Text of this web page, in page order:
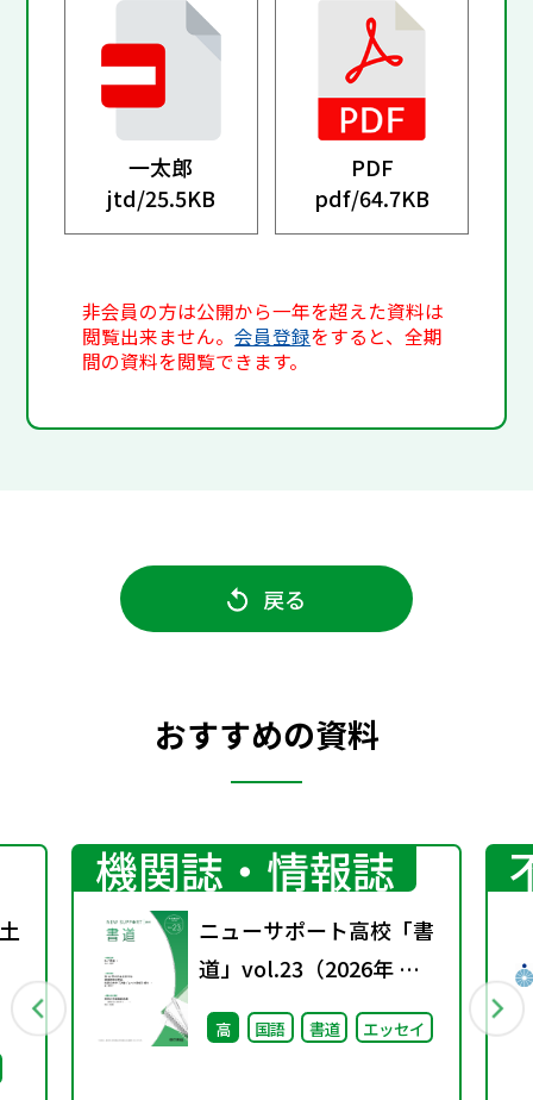
一太郎
jtd/25.5KB
PDF
pdf/64.7KB
非会員の方は公開から一年を超えた資料は
閲覧出来ません。会員登録をすると、全期
間の資料を閲覧できます。
戻る
おすすめの資料
機関誌・情報誌
ニューサポート高校「書
道」vol.23（2026年 春
号）
高 国語 書道 エッセイ